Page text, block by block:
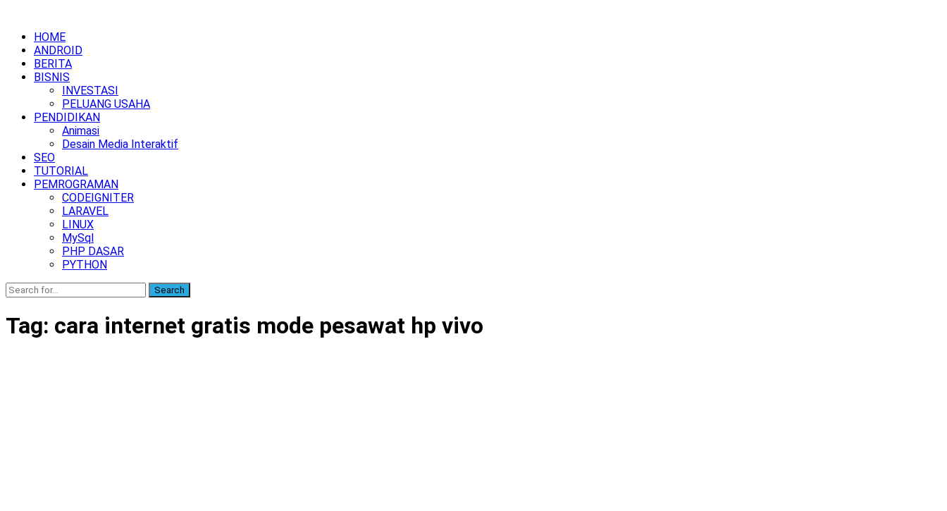
HOME
ANDROID
BERITA
BISNIS
INVESTASI
PELUANG USAHA
PENDIDIKAN
Animasi
Desain Media Interaktif
SEO
TUTORIAL
PEMROGRAMAN
CODEIGNITER
LARAVEL
LINUX
MySql
PHP DASAR
PYTHON
Search
Tag: cara internet gratis mode pesawat hp vivo